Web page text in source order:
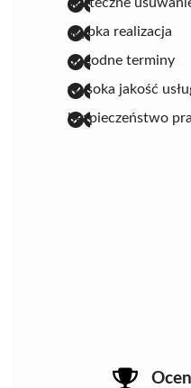
szybka realizacja
dogodne terminy
wysoka jakość
bezpieczeństwo